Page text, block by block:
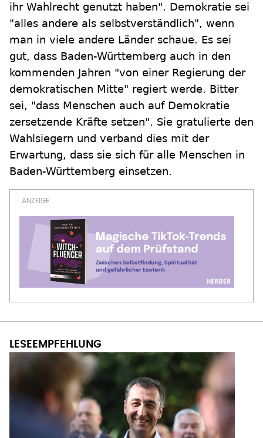
ihr Wahlrecht genutzt haben". Demokratie sei
"alles andere als selbstverständlich", wenn
man in viele andere Länder schaue. Es sei
gut, dass Baden-Württemberg auch in den
kommenden Jahren "von einer Regierung der
demokratischen Mitte" regiert werde. Bitter
sei, "dass Menschen auch auf Demokratie
zersetzende Kräfte setzen". Sie gratulierte den
Wahlsiegern und verband dies mit der
Erwartung, dass sie sich für alle Menschen in
Baden-Württemberg einsetzen.